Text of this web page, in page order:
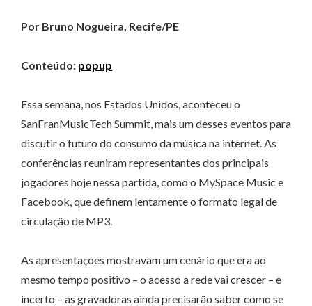
Por Bruno Nogueira, Recife/PE
Conteúdo: popup
Essa semana, nos Estados Unidos, aconteceu o
SanFranMusicTech Summit, mais um desses eventos para
discutir o futuro do consumo da música na internet. As
conferências reuniram representantes dos principais
jogadores hoje nessa partida, como o MySpace Music e
Facebook, que definem lentamente o formato legal de
circulação de MP3.
As apresentações mostravam um cenário que era ao
mesmo tempo positivo – o acesso a rede vai crescer – e
incerto – as gravadoras ainda precisarão saber como se